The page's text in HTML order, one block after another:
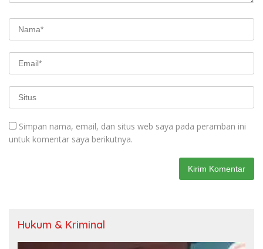
Simpan nama, email, dan situs web saya pada peramban ini
untuk komentar saya berikutnya.
Hukum & Kriminal